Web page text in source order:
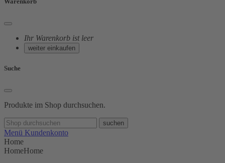
Ihr Warenkorb ist leer
weiter einkaufen
Suche
Produkte im Shop durchsuchen.
suchen
Menü Kundenkonto
Home
HomeHome